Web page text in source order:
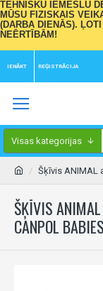
TEHNISKU IEMESLU
MŪSU FIZISKAIS
(DARBA DIENĀS).
NEĒRTĪBĀM!
IENĀKT REĢISTRĀCIJA
Visas kategorijas
Šķīvis ANIMAL
ŠĶĪVIS
CANPOL BABIES